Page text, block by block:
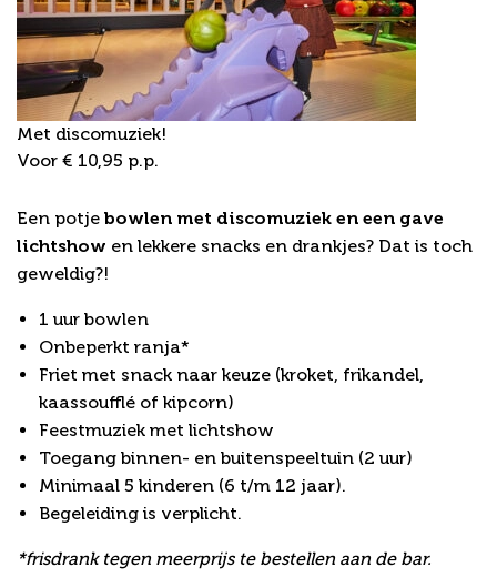
Met discomuziek!
Voor € 10,95 p.p.
Een potje bowlen met discomuziek en een gave
lichtshow en lekkere snacks en drankjes? Dat is toch
geweldig?!
1 uur bowlen
Onbeperkt ranja*
Friet met snack naar keuze (kroket, frikandel,
kaassoufflé of kipcorn)
Feestmuziek met lichtshow
Toegang binnen- en buitenspeeltuin (2 uur)
Minimaal 5 kinderen (6 t/m 12 jaar).
Begeleiding is verplicht.
*frisdrank tegen meerprijs te bestellen aan de bar.